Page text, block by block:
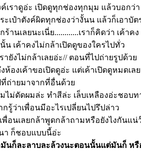
เราดูอ่ะ เปิดดูทุกช่องทุกมุม แล้วบอกว่า
เป๋าตังค์ผิดทุกช่องว่างั้นน แล้วก็เอาบัต
นเลยนะเนี่ย............เราก็คิดว่า เค้าคง
น เค้าคงไม่กล้าเปิดดูของใครไปทั่ว
ายังไม่กล้าเลยอ่ะ// ตอนที่ไปถ่ายรูปด้วย
องเค้าขอเปิดดูอ่ะ แต่เค้าเปิดดูหมดเลย
ถ่ายมาจากที่อื่นด้วย
ไม่ดัดผมล่ะ ทำสีล่ะ เล็บเหลืองอ่ะชอบท
รู้ว่าเพื่อนมีอะไรเปลี่ยนไปรึปล่าว
พื่อนเลยกล้าพูดกล้าถามหรือยังไงกันแน่
า ก็ชอบแบบนี้อ่ะ
มันก็ละลาบละล้วงนะตอนนั้นแต่มันก็ หรื